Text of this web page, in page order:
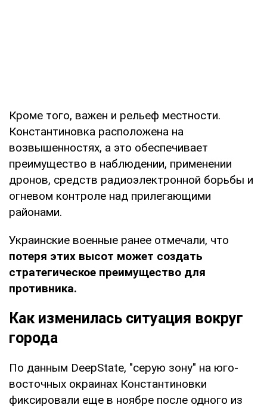
Кроме того, важен и рельеф местности.
Константиновка расположена на
возвышенностях, а это обеспечивает
преимущество в наблюдении, применении
дронов, средств радиоэлектронной борьбы и
огневом контроле над прилегающими
районами.
Украинские военные ранее отмечали, что
потеря этих высот может создать
стратегическое преимущество для
противника.
Как изменилась ситуация вокруг
города
По данным DeepState, "серую зону" на юго-
восточных окраинах Константиновки
фиксировали еще в ноябре после одного из